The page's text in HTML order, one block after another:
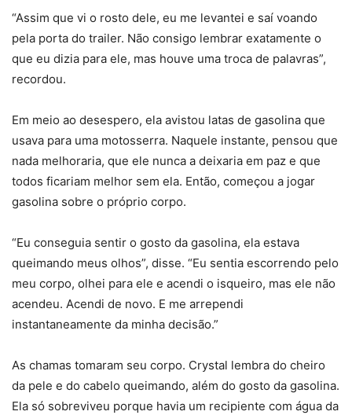
“Assim que vi o rosto dele, eu me levantei e saí voando
pela porta do trailer. Não consigo lembrar exatamente o
que eu dizia para ele, mas houve uma troca de palavras”,
recordou.
Em meio ao desespero, ela avistou latas de gasolina que
usava para uma motosserra. Naquele instante, pensou que
nada melhoraria, que ele nunca a deixaria em paz e que
todos ficariam melhor sem ela. Então, começou a jogar
gasolina sobre o próprio corpo.
“Eu conseguia sentir o gosto da gasolina, ela estava
queimando meus olhos”, disse. “Eu sentia escorrendo pelo
meu corpo, olhei para ele e acendi o isqueiro, mas ele não
acendeu. Acendi de novo. E me arrependi
instantaneamente da minha decisão.”
As chamas tomaram seu corpo. Crystal lembra do cheiro
da pele e do cabelo queimando, além do gosto da gasolina.
Ela só sobreviveu porque havia um recipiente com água da